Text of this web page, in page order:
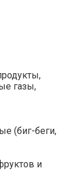
газы,
(биг-беги,
и